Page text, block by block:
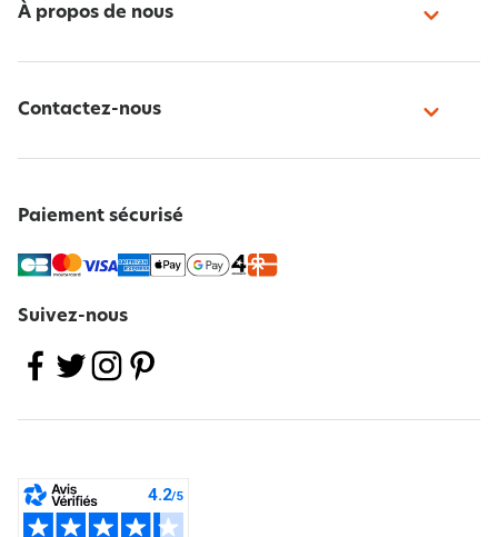
À propos de nous
Contactez-nous
Paiement sécurisé
Suivez-nous